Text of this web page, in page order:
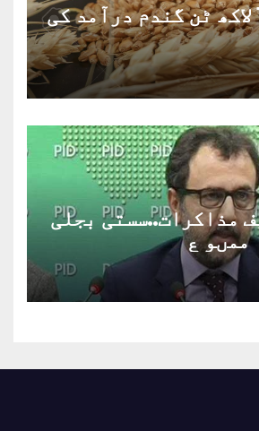
وفاق کی 10 لاکھ ٹن گندم درآمد کی
مذاکرات..سستی بجلی
ممںو ع